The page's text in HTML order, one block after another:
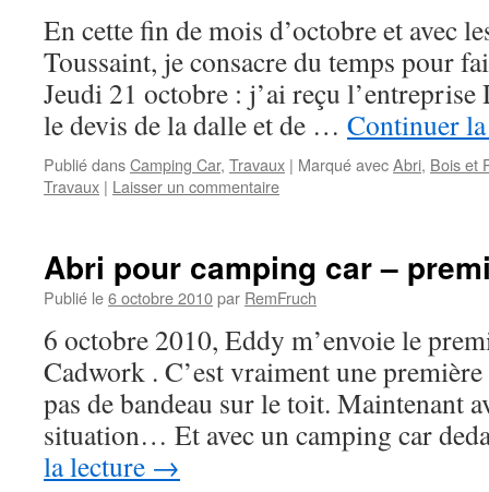
En cette fin de mois d’octobre et avec
Toussaint, je consacre du temps pour
Jeudi 21 octobre : j’ai reçu
le devis de la dalle et de … Continuer
Publié dansCamping Car, Travaux | Marqué avecAbri, Bois et
Travaux | Laisser un commentaire
Abri pour camping car –
Publié le6 octobre 2010par RemFruch
6 octobre 2010, Eddy m’envoie le
Cadwork . C’est vraiment une
pas de bandeau sur le toit. Maintenant
situation… Et avec un camping car
la lecture →